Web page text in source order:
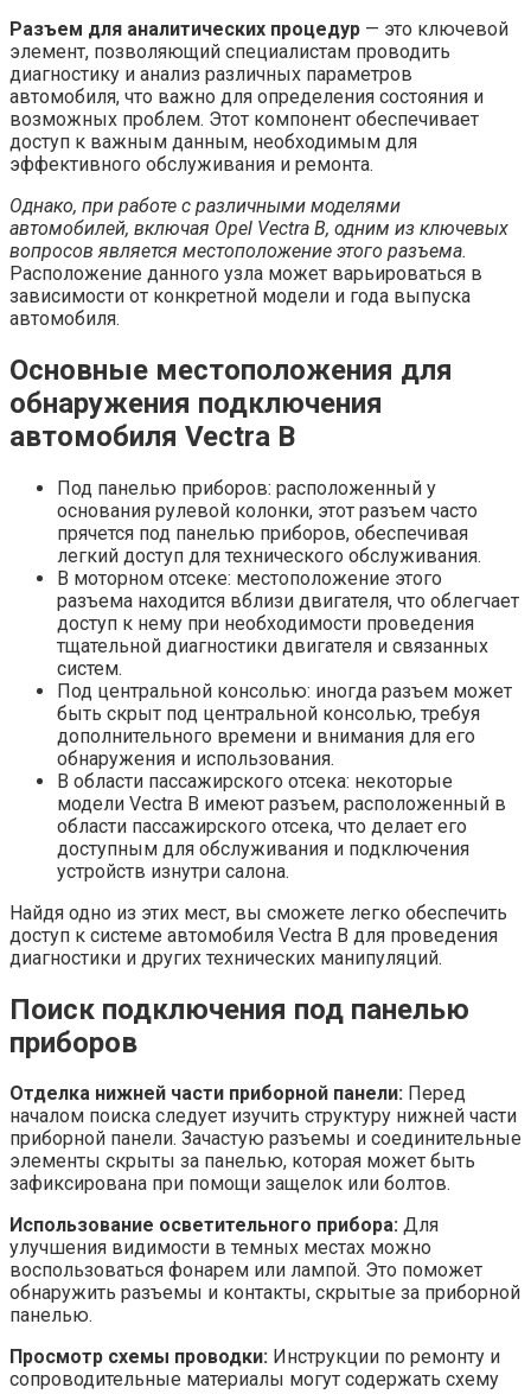
Разъем для аналитических процедур — это ключевой
элемент, позволяющий специалистам проводить
диагностику и анализ различных параметров
автомобиля, что важно для определения состояния и
возможных проблем. Этот компонент обеспечивает
доступ к важным данным, необходимым для
эффективного обслуживания и ремонта.
Однако, при работе с различными моделями
автомобилей, включая Opel Vectra B, одним из ключевых
вопросов является местоположение этого разъема.
Расположение данного узла может варьироваться в
зависимости от конкретной модели и года выпуска
автомобиля.
Основные местоположения для
обнаружения подключения
автомобиля Vectra B
Под панелью приборов: расположенный у
основания рулевой колонки, этот разъем часто
прячется под панелью приборов, обеспечивая
легкий доступ для технического обслуживания.
В моторном отсеке: местоположение этого
разъема находится вблизи двигателя, что облегчает
доступ к нему при необходимости проведения
тщательной диагностики двигателя и связанных
систем.
Под центральной консолью: иногда разъем может
быть скрыт под центральной консолью, требуя
дополнительного времени и внимания для его
обнаружения и использования.
В области пассажирского отсека: некоторые
модели Vectra B имеют разъем, расположенный в
области пассажирского отсека, что делает его
доступным для обслуживания и подключения
устройств изнутри салона.
Найдя одно из этих мест, вы сможете легко обеспечить
доступ к системе автомобиля Vectra B для проведения
диагностики и других технических манипуляций.
Поиск подключения под панелью
приборов
Отделка нижней части приборной панели: Перед
началом поиска следует изучить структуру нижней части
приборной панели. Зачастую разъемы и соединительные
элементы скрыты за панелью, которая может быть
зафиксирована при помощи защелок или болтов.
Использование осветительного прибора: Для
улучшения видимости в темных местах можно
воспользоваться фонарем или лампой. Это поможет
обнаружить разъемы и контакты, скрытые за приборной
панелью.
Просмотр схемы проводки: Инструкции по ремонту и
сопроводительные материалы могут содержать схему